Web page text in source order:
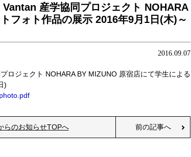
産学協同プロジェクト NOHARA
フォト作品の展示 2016年9月1日(木)～
2016.09.07
ロジェクト NOHARA BY MIZUNO 原宿店にて学生による
)
らのお知らせTOPへ 前の記事へ